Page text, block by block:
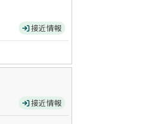
接近情報
接近情報